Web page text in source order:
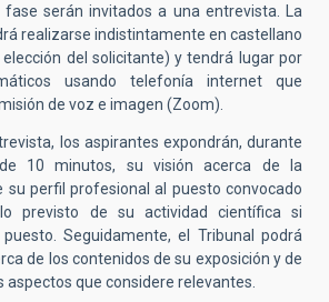
serán invitados a una entrevista. La
realizarse indistintamente en castellano
del solicitante) y tendrá lugar por
usando telefonía internet que
de voz e imagen (Zoom).
los aspirantes expondrán, durante
10 minutos, su visión acerca de la
su perfil profesional al puesto convocado
previsto de su actividad científica si
Seguidamente, el Tribunal podrá
de los contenidos de su exposición y de
aspectos que considere relevantes.